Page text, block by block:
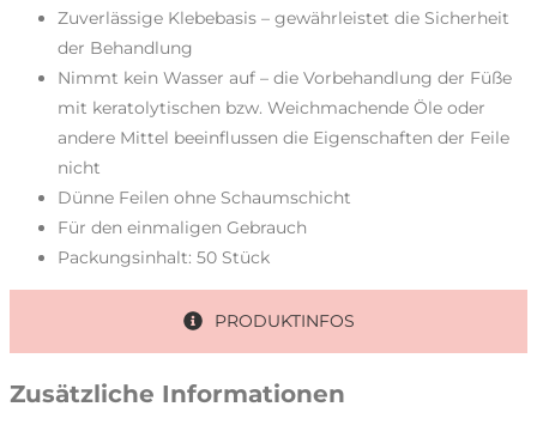
Zuverlässige Klebebasis – gewährleistet die Sicherheit
der Behandlung
Nimmt kein Wasser auf – die Vorbehandlung der Füße
mit keratolytischen bzw. Weichmachende Öle oder
andere Mittel beeinflussen die Eigenschaften der Feile
nicht
Dünne Feilen ohne Schaumschicht
Für den einmaligen Gebrauch
Packungsinhalt: 50 Stück
PRODUKTINFOS
Zusätzliche Informationen